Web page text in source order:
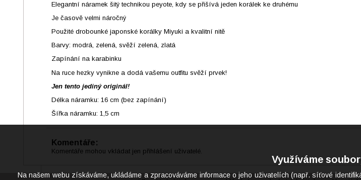
Elegantní náramek šitý technikou peyote, kdy se přišívá jeden korálek ke druhému
Je časově velmi náročný
Použité drobounké japonské korálky Miyuki a kvalitní nitě
Barvy: modrá, zelená, svěží zelená, zlatá
Zapínání na karabinku
Na ruce hezky vynikne a dodá vašemu outfitu svěží prvek!
Jen tento jediný originál!
Délka náramku: 16 cm (bez zapínání)
Šířka náramku: 1,5 cm
Komentáře:
Komentáře mohou vkládat jen přihlášení uživatelé.
Využíváme
Na našem webu získáváme, ukládáme a zpracováváme informace o jeho uživatelích (např. síťové